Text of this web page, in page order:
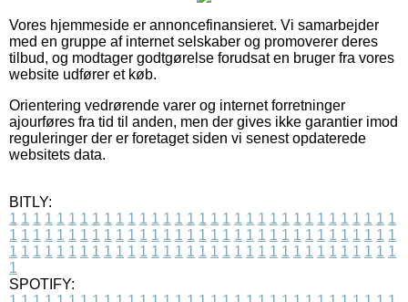
Vores hjemmeside er annoncefinansieret. Vi samarbejder
med en gruppe af internet selskaber og promoverer deres
tilbud, og modtager godtgørelse forudsat en bruger fra vores
website udfører et køb.
Orientering vedrørende varer og internet forretninger
ajourføres fra tid til anden, men der gives ikke garantier imod
reguleringer der er foretaget siden vi senest opdaterede
websitets data.
BITLY:
1 1 1 1 1 1 1 1 1 1 1 1 1 1 1 1 1 1 1 1 1 1 1 1 1 1 1 1 1 1 1 1 1
1 1 1 1 1 1 1 1 1 1 1 1 1 1 1 1 1 1 1 1 1 1 1 1 1 1 1 1 1 1 1 1 1
1 1 1 1 1 1 1 1 1 1 1 1 1 1 1 1 1 1 1 1 1 1 1 1 1 1 1 1 1 1 1 1 1
1
SPOTIFY: